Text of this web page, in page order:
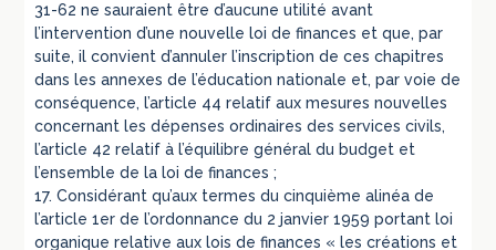
31-62 ne sauraient être d’aucune utilité avant
l’intervention d’une nouvelle loi de finances et que, par
suite, il convient d’annuler l’inscription de ces chapitres
dans les annexes de l’éducation nationale et, par voie de
conséquence, l’article 44 relatif aux mesures nouvelles
concernant les dépenses ordinaires des services civils,
l’article 42 relatif à l’équilibre général du budget et
l’ensemble de la loi de finances ;
17. Considérant qu’aux termes du cinquième alinéa de
l’article 1er de l’ordonnance du 2 janvier 1959 portant loi
organique relative aux lois de finances « les créations et